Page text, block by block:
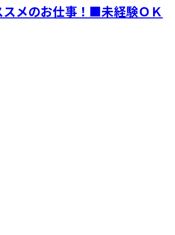
メのお仕事！■未経験ＯＫ